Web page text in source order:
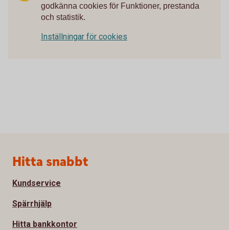
godkänna cookies för Funktioner, prestanda
och statistik.
Inställningar för cookies
Sidfot
Hitta snabbt
Kundservice
Spärrhjälp
Hitta bankkontor